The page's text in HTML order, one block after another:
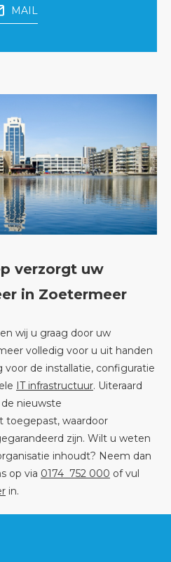
MAIL
verzorgt uw
in Zoetermeer
wij u graag door uw
volledig voor u uit handen
de installatie, configuratie
IT infrastructuur. Uiteraard
nieuwste
toegepast, waardoor
zijn. Wilt u weten
inhoudt? Neem dan
op via 0174 752 000 of vul
in.